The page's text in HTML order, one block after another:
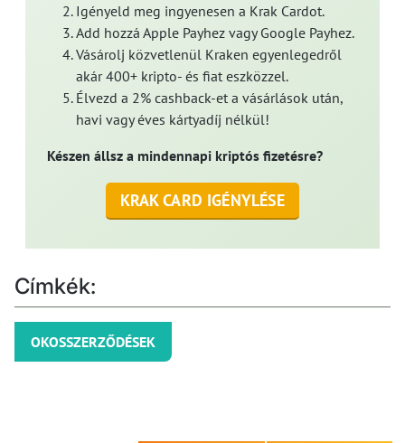
Igényeld meg ingyenesen a Krak Cardot.
Add hozzá Apple Payhez vagy Google Payhez.
Vásárolj közvetlenül Kraken egyenlegedről
akár 400+ kripto- és fiat eszközzel.
Élvezd a 2% cashback-et a vásárlások után,
havi vagy éves kártyadíj nélkül!
Készen állsz a mindennapi kriptós fizetésre?
KRAK CARD IGÉNYLÉSE
Címkék:
OKOSSZERZŐDÉSEK